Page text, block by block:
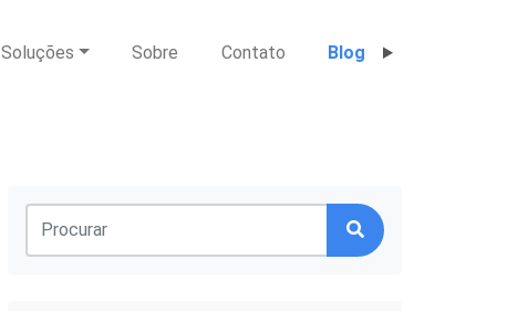
Soluções Sobre Contato Blog